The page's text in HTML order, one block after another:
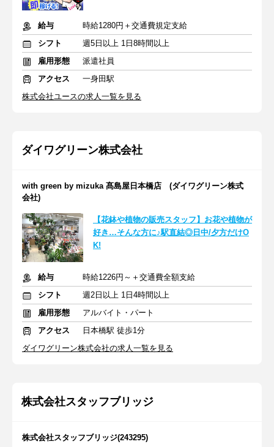
給与
時給1280円＋交通費規定支給
シフト
週5日以上 1日8時間以上
雇用形態
派遣社員
アクセス
一身田駅
株式会社ユースの求人一覧を見る
ダイワグリーン株式会社
with green by mizuka 髙島屋日本橋店 (ダイワグリーン株式
会社)
【花鉢や植物の販売スタッフ】お花や植物が
好き…そんな方に♪駅直結◎日中/夕方だけO
K!
給与
時給1226円～＋交通費全額支給
シフト
週2日以上 1日4時間以上
雇用形態
アルバイト・パート
アクセス
日本橋駅 徒歩1分
ダイワグリーン株式会社の求人一覧を見る
株式会社スタッフブリッジ
株式会社スタッフブリッジ(243295)